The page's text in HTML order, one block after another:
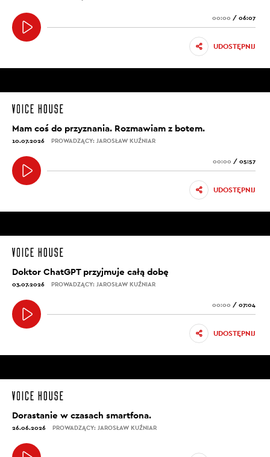
00:00 / 06:07
UDOSTĘPNIJ
Mam coś do przyznania. Rozmawiam z botem.
10.07.2026 PROWADZĄCY: JAROSŁAW KUŹNIAR
00:00 / 05:57
UDOSTĘPNIJ
Doktor ChatGPT przyjmuje całą dobę
03.07.2026 PROWADZĄCY: JAROSŁAW KUŹNIAR
00:00 / 07:04
UDOSTĘPNIJ
Dorastanie w czasach smartfona.
26.06.2026 PROWADZĄCY: JAROSŁAW KUŹNIAR